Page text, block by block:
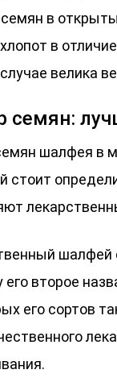
семян в
в
велика
семян:
шалфея в
стоит
шалфей
его второе
его сортов